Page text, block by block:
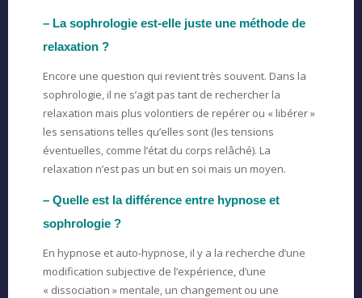
– La sophrologie est-elle juste une méthode de
relaxation ?
Encore une question qui revient très souvent. Dans la
sophrologie, il ne s’agit pas tant de rechercher la
relaxation mais plus volontiers de repérer ou « libérer »
les sensations telles qu’elles sont (les tensions
éventuelles, comme l’état du corps relâché). La
relaxation n’est pas un but en soi mais un moyen.
– Quelle est la différence entre hypnose et
sophrologie ?
En hypnose et auto-hypnose, il y a la recherche d’une
modification subjective de l’expérience, d’une
« dissociation » mentale, un changement ou une